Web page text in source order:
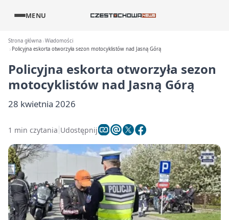
MENU
Strona główna Wiadomości
Policyjna eskorta otworzyła sezon motocyklistów nad Jasną Górą
Policyjna eskorta otworzyła sezon
motocyklistów nad Jasną Górą
28 kwietnia 2026
1 min czytania Udostępnij